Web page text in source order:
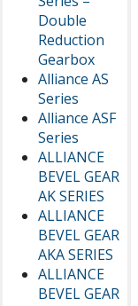
Double
Reduction
Gearbox
Alliance AS
Series
Alliance ASF
Series
ALLIANCE
BEVEL GEAR
AK SERIES
ALLIANCE
BEVEL GEAR
AKA SERIES
ALLIANCE
BEVEL GEAR